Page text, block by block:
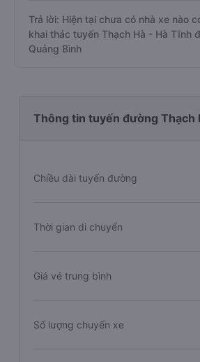
Trả lời: Hiện tại chưa có nhà xe nào
khai thác tuyến Thạch Hà - Hà Tĩnh
Quảng Bình
Thông tin tuyến đường Thạch
Chiều dài tuyến đường
Thời gian di chuyển
Giá vé trung bình
Số lượng chuyến xe